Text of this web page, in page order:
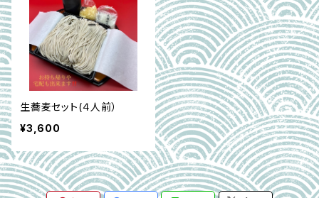
生蕎麦セット(４人前）
¥3,600